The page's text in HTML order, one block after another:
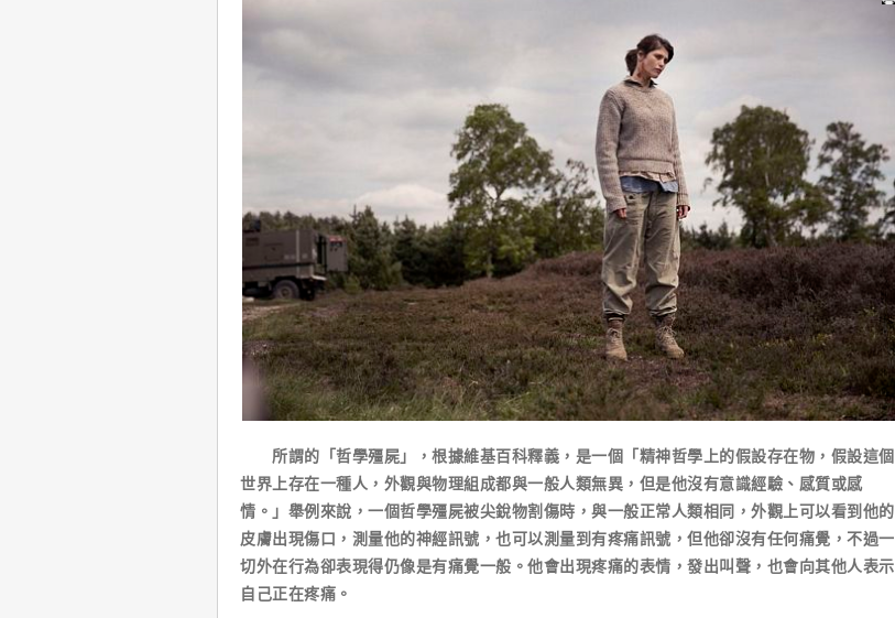
所謂的「哲學殭屍」，根據維基百科釋義，是一個「精神哲學上的假設存在物，假設這個
世界上存在一種人，外觀與物理組成都與一般人類無異，但是他沒有意識經驗、感質或感
情。」舉例來說，一個哲學殭屍被尖銳物割傷時，與一般正常人類相同，外觀上可以看到他的
皮膚出現傷口，測量他的神經訊號，也可以測量到有疼痛訊號，但他卻沒有任何痛覺，不過一
切外在行為卻表現得仍像是有痛覺一般。他會出現疼痛的表情，發出叫聲，也會向其他人表示
自己正在疼痛。